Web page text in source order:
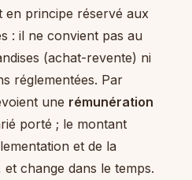
en principe réservé aux
: il ne convient pas au
(achat-revente) ni
réglementées. Par
une rémunération
porté ; le montant
et de la
change dans le temps.